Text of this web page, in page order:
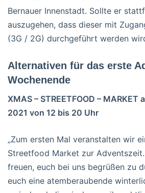
Bernauer Innenstadt. Sollte er
auszugehen, dass dieser mit
(3G / 2G) durchgeführt werden
Alternativen für das erste
Wochenende
XMAS – STREETFOOD – MARKET
2021 von 12 bis 20 Uhr
„Zum ersten Mal veranstalten wir
Streetfood Market zur
freuen, euch bei uns begrüßen zu
euch eine atemberaubende